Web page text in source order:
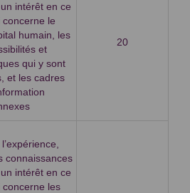
intérêt en ce
concerne le
humain, les
et
qui y sont
et les cadres
20
connaissances
intérêt en ce
concerne les